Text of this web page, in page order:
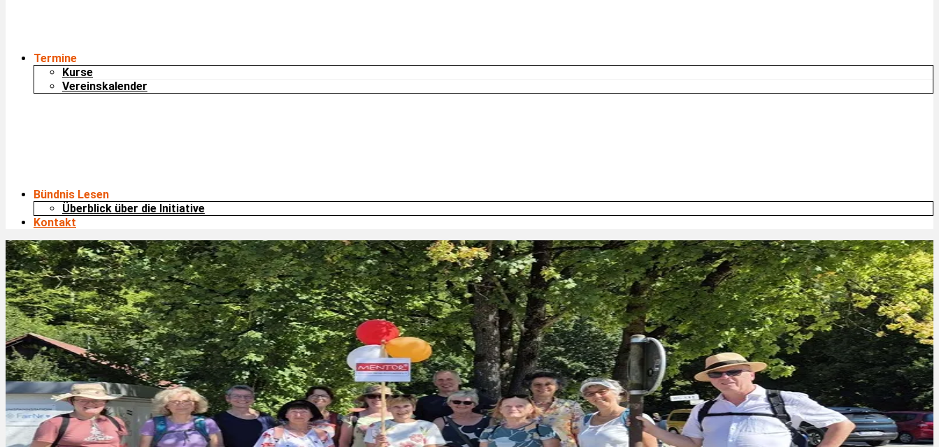
Termine
Kurse
Vereinskalender
Bündnis Lesen
Überblick über die Initiative
Kontakt